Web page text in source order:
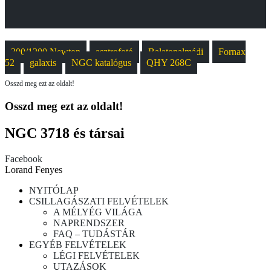
300/1200 Newton asztrofotó Balatonalmádi
Fornax
52
galaxis NGC katalógus QHY 268C
Osszd meg ezt az oldalt!
Osszd meg ezt az oldalt!
NGC 3718 és társai
Facebook
Lorand Fenyes
NYITÓLAP
CSILLAGÁSZATI FELVÉTELEK
A MÉLYÉG VILÁGA
NAPRENDSZER
FAQ – TUDÁSTÁR
EGYÉB FELVÉTELEK
LÉGI FELVÉTELEK
UTAZÁSOK